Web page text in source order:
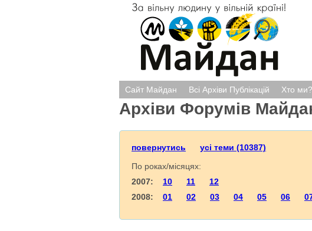
Сайт Майдан Всі Архіви Публікацій Хто ми?
Архіви Форумів
повернутись
усі теми (10387)
По роках/місяцях:
2007: 10 11
12
2008: 01 02 03 04 05 06